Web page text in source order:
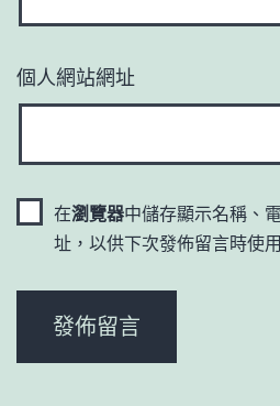
個人網站網址
在瀏覽器中儲存顯示名稱、
址，以供下次發佈留言時使